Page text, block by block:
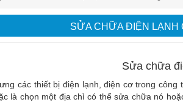
SỬA CHỮA ĐIỆN
Sửa chữa
các thiết bị điện lạnh, điện cơ trong
là chọn một địa chỉ có thể sửa chữa nó